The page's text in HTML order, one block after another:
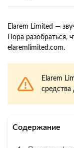
Elarem Limited —
Пора разобраться,
elaremlimited.com.
Elarem
Содержание